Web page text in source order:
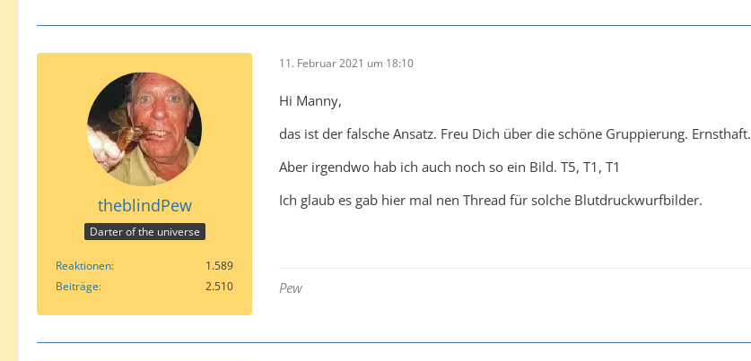
theblindPew
Darter of the universe
Reaktionen
1.589
Beiträge
2.510
11. Februar 2021 um 18:10
Hi Manny,
das ist der falsche Ansatz. Freu Dich über die schöne Gruppierung. Ernsthaft.
Aber irgendwo hab ich auch noch so ein Bild. T5, T1, T1
Ich glaub es gab hier mal nen Thread für solche Blutdruckwurfbilder.
Pew